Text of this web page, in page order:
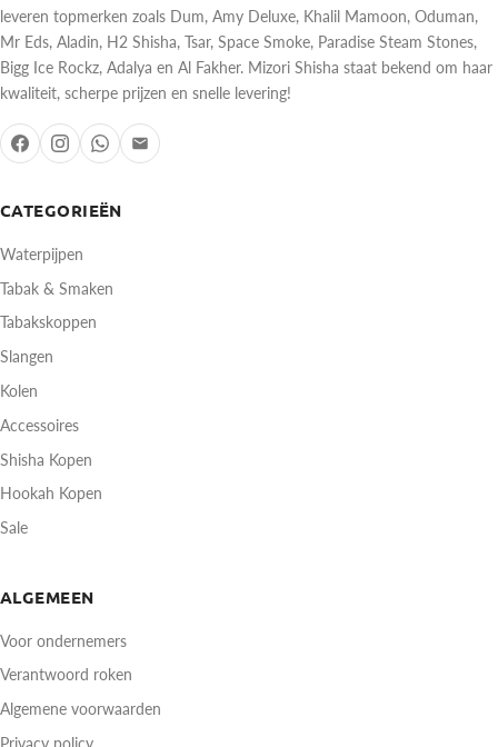
CATEGORIEËN
Waterpijpen
Tabak & Smaken
Tabakskoppen
Slangen
Kolen
Accessoires
Shisha Kopen
Hookah Kopen
Sale
ALGEMEEN
Voor ondernemers
Verantwoord roken
Algemene voorwaarden
Privacy policy
leveren topmerken zoals Dum, Amy Deluxe, Khalil Mamoon, Oduman,
Mr Eds, Aladin, H2 Shisha, Tsar, Space Smoke, Paradise Steam Stones,
Bigg Ice Rockz, Adalya en Al Fakher. Mizori Shisha staat bekend om haar
kwaliteit, scherpe prijzen en snelle levering!